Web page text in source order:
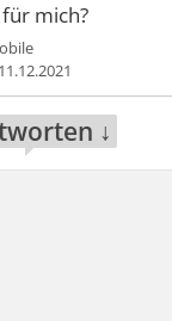
mich?
11.12.2021
↓